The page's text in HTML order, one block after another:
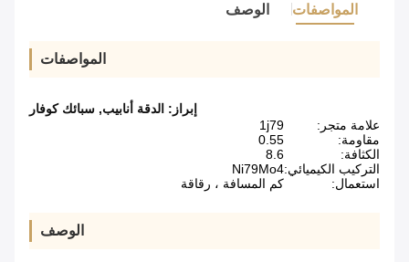
المواصفات الوصف
المواصفات
إبراز: الدقة أنابيب, سبائك كوفار
علامة متجر:
1j79
مقاومة:
0.55
الكثافة:
8.6
التركيب الكيميائي:Ni79Mo4
استعمال:
كم المسافة ، رقاقة
الوصف